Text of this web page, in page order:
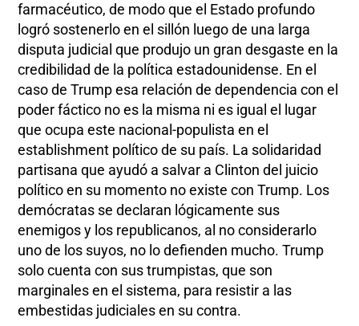
farmacéutico, de modo que el Estado profundo
logró sostenerlo en el sillón luego de una larga
disputa judicial que produjo un gran desgaste en la
credibilidad de la política estadounidense. En el
caso de Trump esa relación de dependencia con el
poder fáctico no es la misma ni es igual el lugar
que ocupa este nacional-populista en el
establishment político de su país. La solidaridad
partisana que ayudó a salvar a Clinton del juicio
político en su momento no existe con Trump. Los
demócratas se declaran lógicamente sus
enemigos y los republicanos, al no considerarlo
uno de los suyos, no lo defienden mucho. Trump
solo cuenta con sus trumpistas, que son
marginales en el sistema, para resistir a las
embestidas judiciales en su contra.